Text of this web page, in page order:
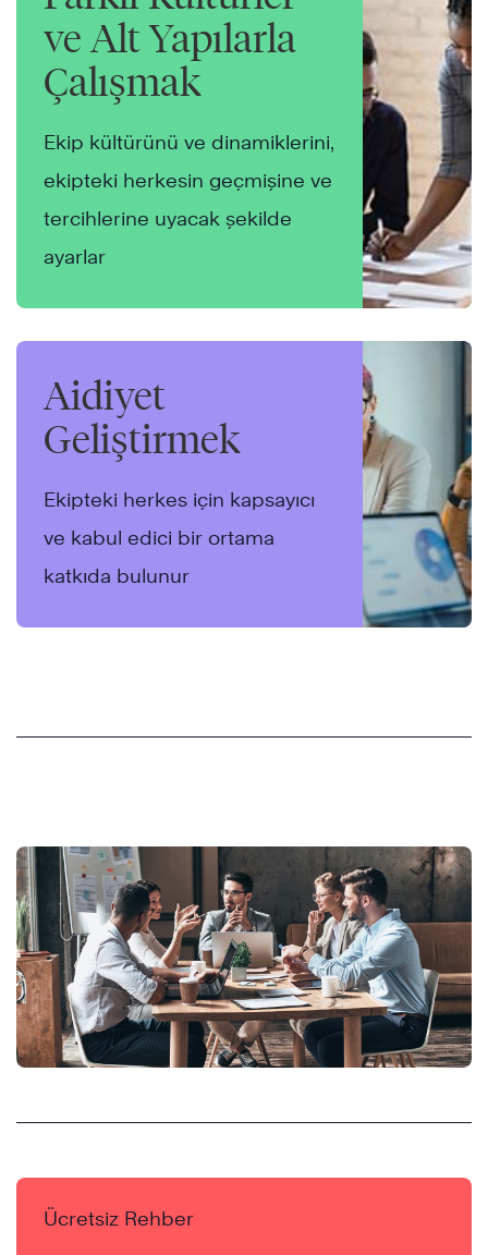
ve Alt Yapılarla
Çalışmak
Ekip kültürünü ve dinamiklerini,
ekipteki herkesin geçmişine ve
tercihlerine uyacak şekilde
ayarlar
Aidiyet
Geliştirmek
Ekipteki herkes için kapsayıcı
ve kabul edici bir ortama
katkıda bulunur
Ücretsiz Rehber